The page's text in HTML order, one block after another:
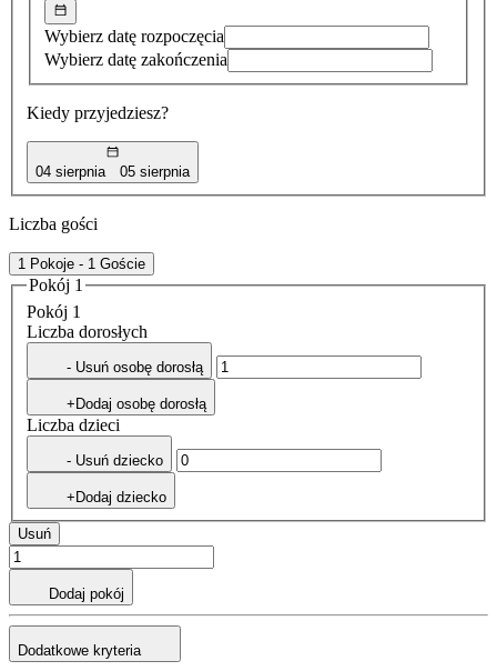
Wybierz datę rozpoczęcia
Wybierz datę zakończenia
Kiedy przyjedziesz?
04 sierpnia 05 sierpnia
Liczba gości
1 Pokoje - 1 Goście
Pokój 1
Pokój 1
Liczba dorosłych
- Usuń osobę dorosłą
+Dodaj osobę dorosłą
Liczba dzieci
- Usuń dziecko
+Dodaj dziecko
Usuń
Dodaj pokój
Dodatkowe kryteria